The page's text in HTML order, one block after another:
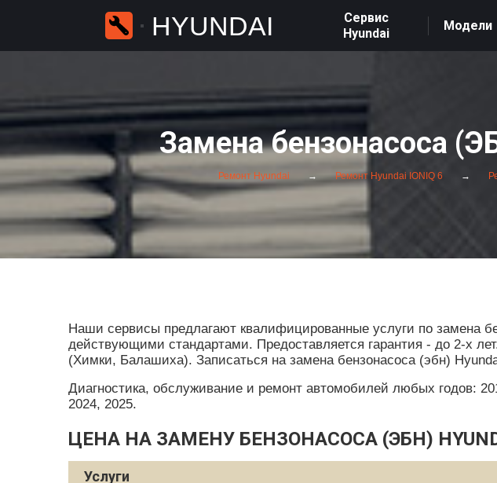
HYUNDAI
Сервис
Hyundai
Модели
Замена бензонасоса
Ремонт Hyundai Ремонт Hyundai IONIQ 6
Наши сервисы предлагают квалифицированные услуги по замена
действующими стандартами. Предоставляется гарантия - до 2-х
(Химки, Балашиха). Записаться на замена бензонасоса (эбн)
Диагностика, обслуживание и ремонт автомобилей любых годов:
2024, 2025.
ЦЕНА НА ЗАМЕНУ БЕНЗОНАСОСА (ЭБН)
Услуги